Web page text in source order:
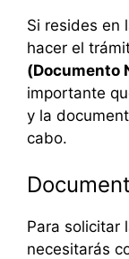
Si resides en
hacer el
(Documento
importante
y la
cabo.
Para solicitar
necesitarás